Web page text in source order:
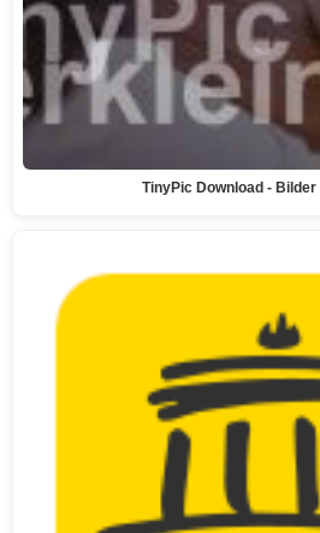
TinyPic Download -